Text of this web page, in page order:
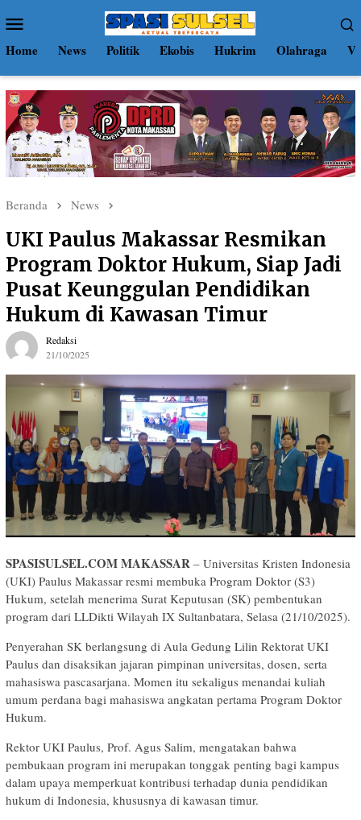
ke
kontenMobile
Home News Politik Ekobis Hukrim Olahraga
Beranda News
UKI Paulus Makassar Resmikan
Program Doktor Hukum, Siap Jadi
Pusat Keunggulan Pendidikan
Hukum di Kawasan Timur
Redaksi
21/10/2025
SPASISULSEL.COM MAKASSAR – Universitas Kristen Indonesia
(UKI) Paulus Makassar resmi membuka Program Doktor (S3)
Hukum, setelah menerima Surat Keputusan (SK) pembentukan
program dari LLDikti Wilayah IX Sultanbatara, Selasa (21/10/2025).
Penyerahan SK berlangsung di Aula Gedung Lilin Rektorat UKI
Paulus dan disaksikan jajaran pimpinan universitas, dosen, serta
mahasiswa pascasarjana. Momen itu sekaligus menandai kuliah
umum perdana bagi mahasiswa angkatan pertama Program Doktor
Hukum.
Rektor UKI Paulus, Prof. Agus Salim, mengatakan bahwa
pembukaan program ini merupakan tonggak penting bagi kampus
dalam upaya memperkuat kontribusi terhadap dunia pendidikan
hukum di Indonesia, khususnya di kawasan timur.